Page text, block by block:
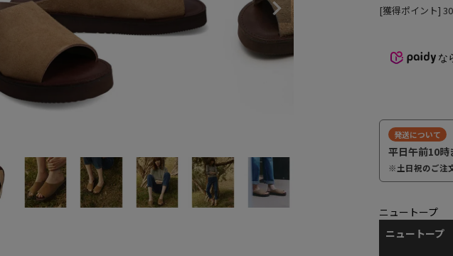
[獲得ポイント]
な
発送について
平日午前10時
※土日祝のご注
ニュートープ
ニュートープ